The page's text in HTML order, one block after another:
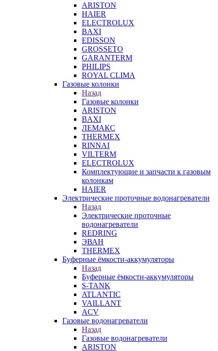
ARISTON
HAIER
ELECTROLUX
BAXI
EDISSON
GROSSETO
GARANTERM
PHILIPS
ROYAL CLIMA
Газовые колонки
Назад
Газовые колонки
ARISTON
BAXI
ЛЕМАКС
THERMEX
RINNAI
VILTERM
ELECTROLUX
Комплектующие и запчасти к газовым
колонкам
HAIER
Электрические проточные водонагреватели
Назад
Электрические проточные
водонагреватели
REDRING
ЭВАН
THERMEX
Буферные ёмкости-аккумуляторы
Назад
Буферные ёмкости-аккумуляторы
S-TANK
ATLANTIC
VAILLANT
ACV
Газовые водонагреватели
Назад
Газовые водонагреватели
ARISTON